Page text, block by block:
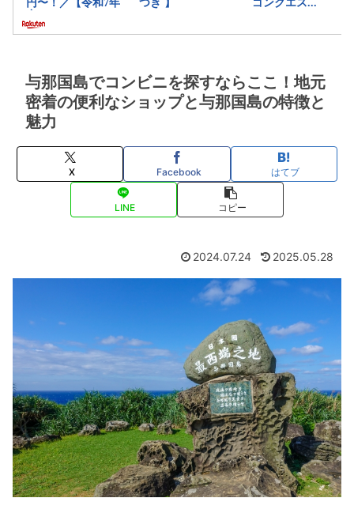
与那国島でコンビニを探すならここ！地元
密着の便利なショップと与那国島の特徴と
魅力
X Facebook はてブ
LINE コピー
2024.07.24 2025.05.28